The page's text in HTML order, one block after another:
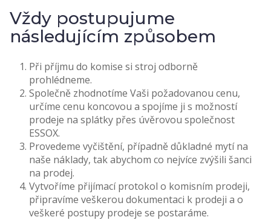
Vždy postupujume
následujícím způsobem
Při příjmu do komise si stroj odborně
prohlédneme.
Společně zhodnotíme Vaši požadovanou cenu,
určíme cenu koncovou a spojíme ji s možností
prodeje na splátky přes úvěrovou společnost
ESSOX.
Provedeme vyčištění, případně důkladné mytí na
naše náklady, tak abychom co nejvíce zvýšili šanci
na prodej.
Vytvoříme přijímací protokol o komisním prodeji,
připravíme veškerou dokumentaci k prodeji a o
veškeré postupy prodeje se postaráme.